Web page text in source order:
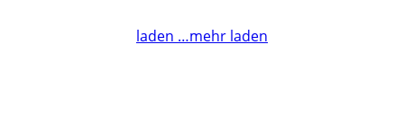
laden …mehr laden